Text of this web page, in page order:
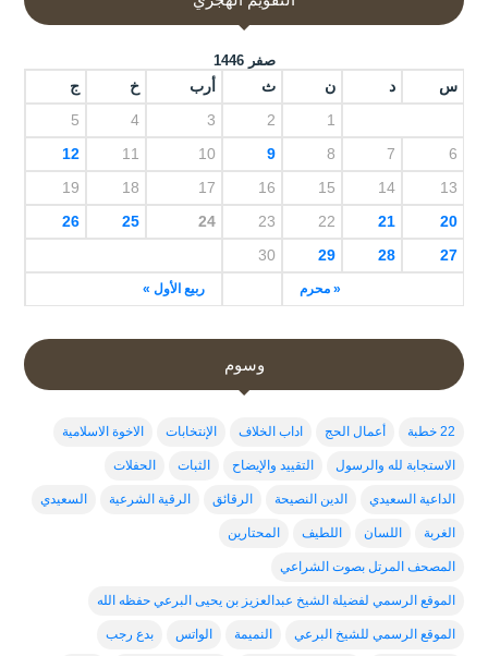
صفر 1446
س د ن ث أرب خ ج
« محرم ربيع الأول »
1
2
3
4
5
6
7
8
9
10
11
12
13
14
15
16
17
18
19
20
21
22
23
24
25
26
27
28
29
30
وسوم
22 خطبة أعمال الحج اداب الخلاف الإنتخابات الاخوة الاسلامية
الاستجابة لله والرسول التقييد والإيضاح الثبات الحفلات
الداعية السعيدي الدين النصيحة الرقائق الرقية الشرعية السعيدي
الغربة اللسان اللطيف المحتارين
المصحف المرتل بصوت الشراعي
الموقع الرسمي لفضيلة الشيخ عبدالعزيز بن يحيى البرعي حفظه الله
الموقع الرسمي للشيخ البرعي النميمة الواتس بدع رجب